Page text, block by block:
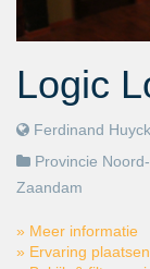
Logic
Ferdinand
Provincie
Zaandam
» Meer informatie
» Ervaring plaatsen